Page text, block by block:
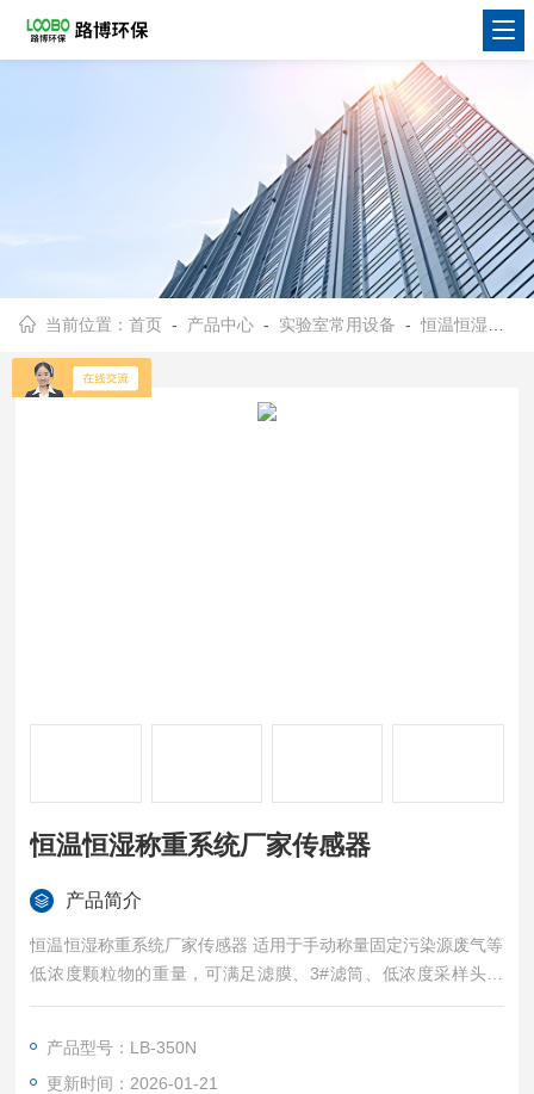
当前位置：首页 - 产品中心 - 实验室常用设备 -恒温恒湿称重系统
恒温恒湿称重系统厂家传感器
产品简介
恒温恒湿称重系统厂家传感器 适用于手动称量固定污染源废气等
低浓度颗粒物的重量，可满足滤膜、3#滤筒、低浓度采样头称
量。广泛应用于环境监测站，气象监测站，科研和第三方检测实
产品型号：LB-350N
更新时间：2026-01-21